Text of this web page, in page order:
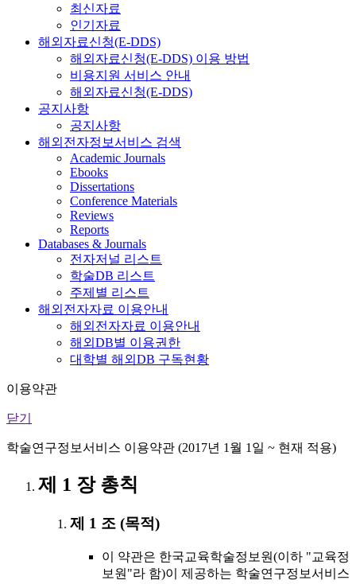
최신자료
인기자료
해외자료신청(E-DDS)
해외자료신청(E-DDS) 이용 방법
비용지원 서비스 안내
해외자료신청(E-DDS)
공지사항
공지사항
해외전자정보서비스 검색
Academic Journals
Ebooks
Dissertations
Conference Materials
Reviews
Reports
Databases & Journals
전자저널 리스트
학술DB 리스트
주제별 리스트
해외전자자료 이용안내
해외전자자료 이용안내
해외DB별 이용권한
대학별 해외DB 구독현황
이용약관
닫기
학술연구정보서비스 이용약관 (2017년 1월 1일 ~ 현재 적용)
제 1 장 총칙
제 1 조 (목적)
이 약관은 한국교육학술정보원(이하 "교육정
보원"라 함)이 제공하는 학술연구정보서비스